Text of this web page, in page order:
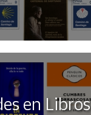
en Libros